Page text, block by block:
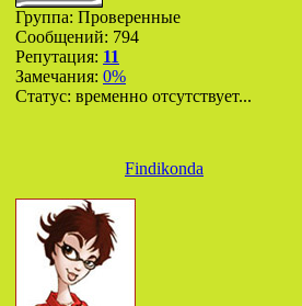
Группа: Проверенные
Сообщений: 794
Репутация: 11
Замечания: 0%
Статус: временно отсутствует...
Findikonda